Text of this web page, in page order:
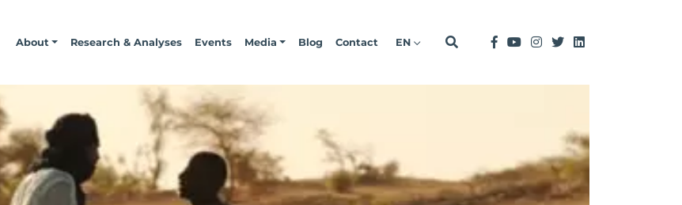
About Research & Analyses Events Media Blog Contact EN